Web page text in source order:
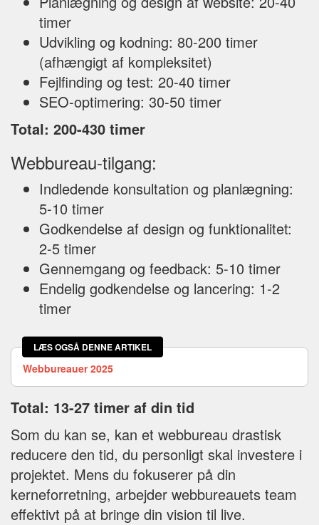
timer
Udvikling og kodning: 80-200 timer
(afhængigt af kompleksitet)
Fejlfinding og test: 20-40 timer
SEO-optimering: 30-50 timer
Total: 200-430 timer
Webbureau-tilgang:
Indledende konsultation og planlægning:
5-10 timer
Godkendelse af design og funktionalitet:
2-5 timer
Gennemgang og feedback: 5-10 timer
Endelig godkendelse og lancering: 1-2
timer
LÆS OGSÅ DENNE ARTIKEL
Webbureauer 2025
Total: 13-27 timer af din tid
Som du kan se, kan et webbureau drastisk
reducere den tid, du personligt skal investere i
projektet. Mens du fokuserer på din
kerneforretning, arbejder webbureauets team
effektivt på at bringe din vision til live.